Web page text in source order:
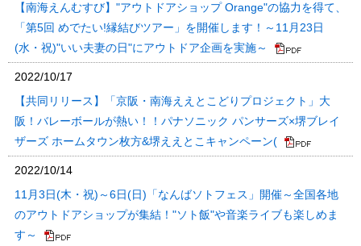
【南海えんむすび】"アウトドアショップ Orange"の協力を得て、
「第5回 めでたい!縁結びツアー」を開催します！～11月23日
(水・祝)"いい夫妻の日"にアウトドア企画を実施～
2022/10/17
【共同リリース】「京阪・南海ええとこどりプロジェクト」大
阪！バレーボールが熱い！！パナソニック パンサーズ×堺ブレイ
ザーズ ホームタウン枚方&堺ええとこキャンペーン(
2022/10/14
11月3日(木・祝)～6日(日)「なんばソトフェス」開催～全国各地
のアウトドアショップが集結！"ソト飯"や音楽ライブも楽しめま
す～